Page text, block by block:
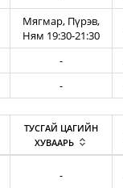
Мягмар, Пүрэв,
Ням 19:30-21:30
-
-
ТУСГАЙ ЦАГИЙН
ХУВААРЬ
-